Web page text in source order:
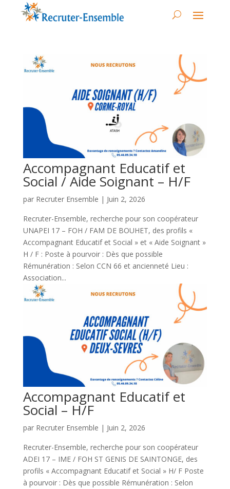
Accompagnant Educatif et
Social / Aide Soignant – H/F
par Recruter Ensemble | Juin 2, 2026
Recruter-Ensemble, recherche pour son coopérateur
UNAPEI 17 – FOH / FAM DE BOUHET, des profils «
Accompagnant Educatif et Social » et « Aide Soignant »
H / F : Poste à pourvoir : Dès que possible
Rémunération : Selon CCN 66 et ancienneté Lieu :
Association...
Accompagnant Educatif et
Social – H/F
par Recruter Ensemble | Juin 2, 2026
Recruter-Ensemble, recherche pour son coopérateur
ADEI 17 – IME / FOH ST GENIS DE SAINTONGE, des
profils « Accompagnant Educatif et Social » H/ F Poste
à pourvoir : Dès que possible Rémunération : Selon